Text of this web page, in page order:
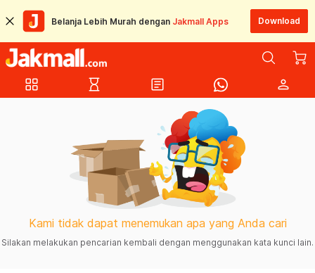
Belanja Lebih Murah dengan Jakmall Apps Download
grid_view hourglass_empty article person
Kami tidak dapat menemukan apa yang Anda cari
Silakan melakukan pencarian kembali dengan menggunakan kata kunci lain.